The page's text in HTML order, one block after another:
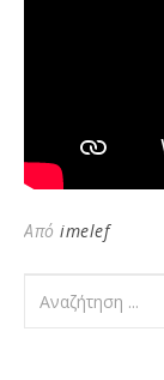
Από imelef